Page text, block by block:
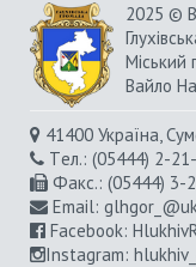
2025 ©
Міський
Вайло
41400 Україна,
Tел.: (05444) 2-
Факс.: (05444) 3-
Email:
Facebook:
Instagram: